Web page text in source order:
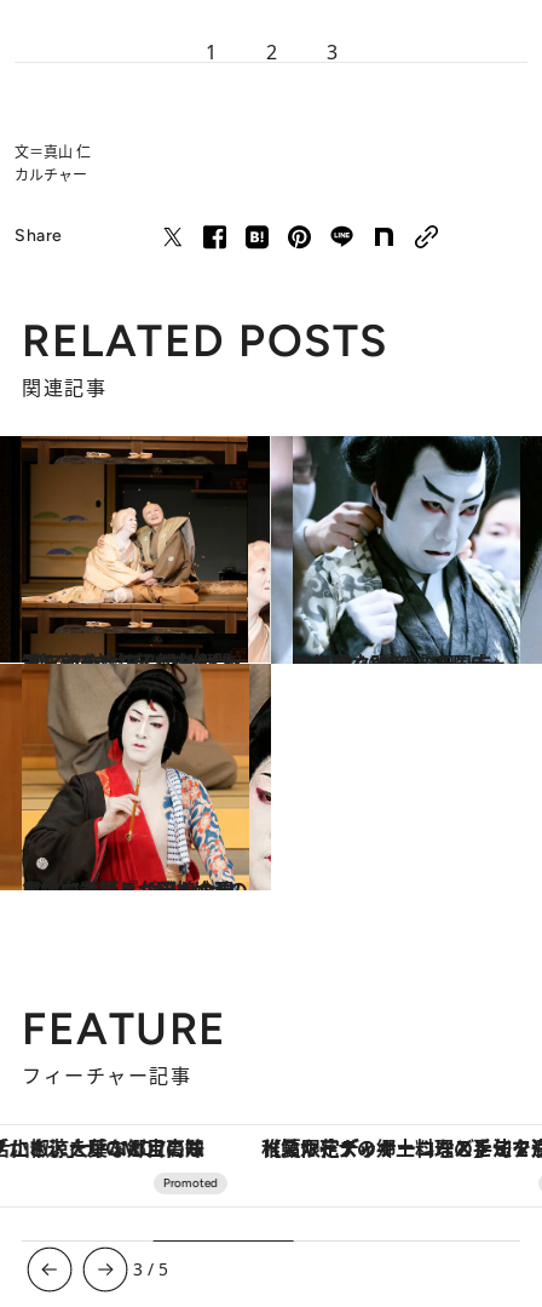
1 2 3
文＝真山 仁
カルチャー
Share
RELATED POSTS
関連記事
2022.4.16
“尊くて泣ける”仁左衛門×玉三郎の 『ぢいさんばあさん』を今こそ観たい
カルチャー 2022.3.16
市川猿之助と「スーパー歌舞伎」 『新・三国志』に息づく“時代の風”
カルチャー
2022.5.23
尾上右近が『弁天娘女男白浪』を語る “かけがえのないつながりが僕らの強み”
カルチャー
FEATURE
フィーチャー記事
【夏限定ディナーコース】旬を迎える稚鮎や花ズッキーニなどをイタリア・トスカーナの郷土料理の手法で満喫！
3 / 5